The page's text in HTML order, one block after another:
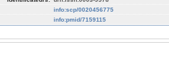
info:scp/0020456775
info:pmid/7159115